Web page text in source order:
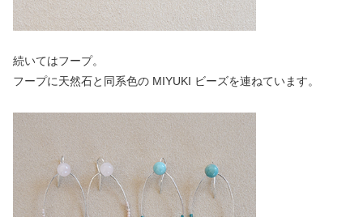
続いてはフープ。
フープに天然石と同系色の MIYUKI ビーズを連ねています。